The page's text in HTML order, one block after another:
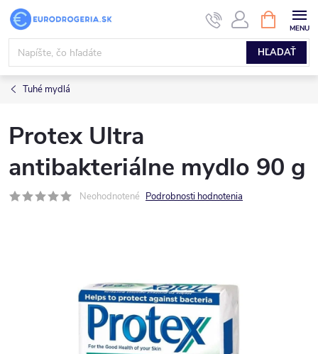
Prejsť
obsah
HĽADAŤ
KOŠÍK
Tuhé mydlá
Protex Ultra
antibakteriálne mydlo 90 g
Neohodnotené Podrobnosti hodnotenia